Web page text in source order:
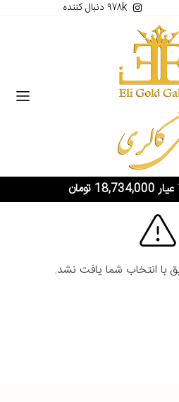
۹۷۸k دنبال کننده
با انتخاب شما یافت نشد.